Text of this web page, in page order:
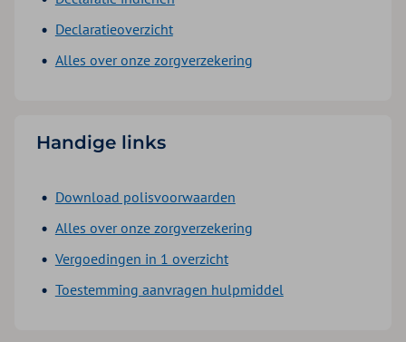
Declaratieoverzicht
Alles over onze zorgverzekering
Handige links
Download polisvoorwaarden
Alles over onze zorgverzekering
Vergoedingen in 1 overzicht
Toestemming aanvragen hulpmiddel